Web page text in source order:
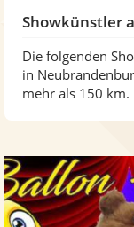
Showkünstler
Die folgenden
in
mehr als 150 km.